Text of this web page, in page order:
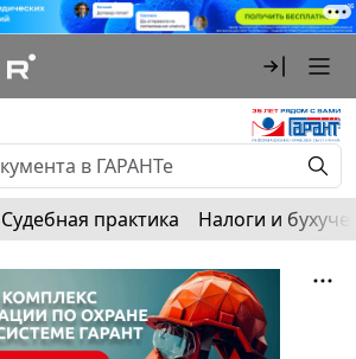
Судебная практика Налоги и